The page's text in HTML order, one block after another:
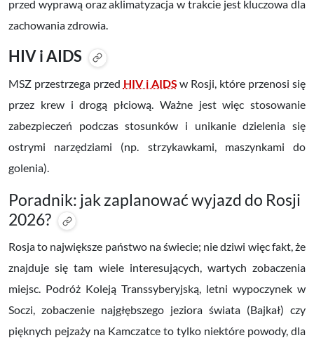
przed wyprawą oraz aklimatyzacja w trakcie jest kluczowa dla
zachowania zdrowia.
HIV i AIDS
MSZ przestrzega przed HIV i AIDS w Rosji, które przenosi się
przez krew i drogą płciową. Ważne jest więc stosowanie
zabezpieczeń podczas stosunków i unikanie dzielenia się
ostrymi narzędziami (np. strzykawkami, maszynkami do
golenia).
Poradnik: jak zaplanować wyjazd do Rosji
2026?
Rosja to największe państwo na świecie; nie dziwi więc fakt, że
znajduje się tam wiele interesujących, wartych zobaczenia
miejsc. Podróż Koleją Transsyberyjską, letni wypoczynek w
Soczi, zobaczenie najgłębszego jeziora świata (Bajkał) czy
pięknych pejzaży na Kamczatce to tylko niektóre powody, dla